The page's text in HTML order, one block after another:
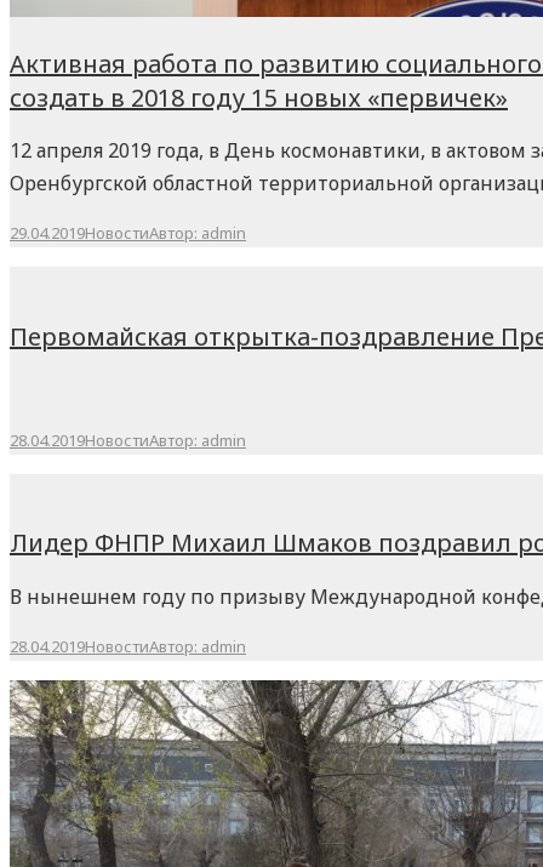
Активная работа по развитию
создать в 2018 году 15 новых «первичек»
12 апреля 2019 года, в День космонавтики, в
Оренбургской областной территориальной
29.04.2019НовостиАвтор: admin
Первомайская открытка-поздравление
28.04.2019НовостиАвтор: admin
Лидер ФНПР Михаил Шмаков поздравил
В нынешнем году по призыву Международной
28.04.2019НовостиАвтор: admin